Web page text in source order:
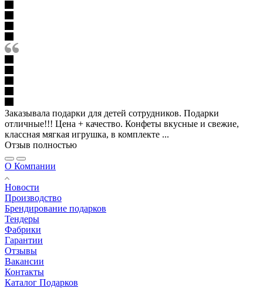
Заказывала подарки для детей сотрудников. Подарки
отличные!!! Цена + качество. Конфеты вкусные и свежие,
классная мягкая игрушка, в комплекте ...
Отзыв полностью
О Компании
Новости
Производство
Брендирование подарков
Тендеры
Фабрики
Гарантии
Отзывы
Вакансии
Контакты
Каталог Подарков